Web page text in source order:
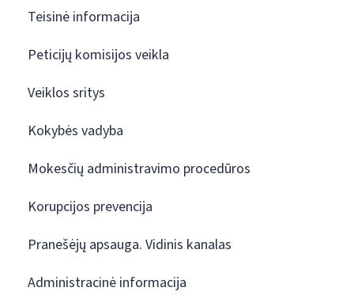
Teisinė informacija
Peticijų komisijos veikla
Veiklos sritys
Kokybės vadyba
Mokesčių administravimo procedūros
Korupcijos prevencija
Pranešėjų apsauga. Vidinis kanalas
Administracinė informacija